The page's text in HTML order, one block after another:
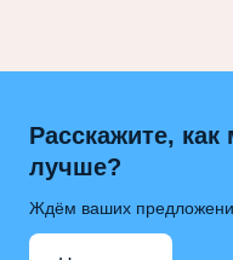
Расскажите,
лучше?
Ждём ваших